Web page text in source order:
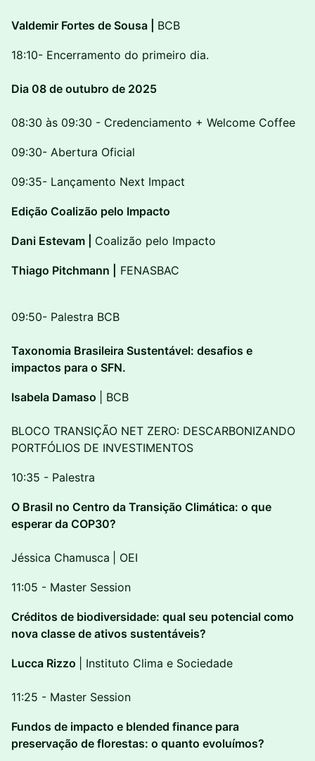
Valdemir Fortes de Sousa | BCB
18:10- Encerramento do primeiro dia.
Dia 08 de outubro de 2025
08:30 às 09:30 - Credenciamento + Welcome Coffee
09:30- Abertura Oficial
09:35- Lançamento Next Impact
Edição Coalizão pelo Impacto
Dani Estevam | Coalizão pelo Impacto
Thiago Pitchmann | FENASBAC
09:50- Palestra BCB
Taxonomia Brasileira Sustentável: desafios e
impactos para o SFN.
Isabela Damaso | BCB
BLOCO TRANSIÇÃO NET ZERO: DESCARBONIZANDO
PORTFÓLIOS DE INVESTIMENTOS
10:35 - Palestra
O Brasil no Centro da Transição Climática: o que
esperar da COP30?
Jéssica Chamusca | OEI
11:05 - Master Session
Créditos de biodiversidade: qual seu potencial como
nova classe de ativos sustentáveis?
Lucca Rizzo | Instituto Clima e Sociedade
11:25 - Master Session
Fundos de impacto e blended finance para
preservação de florestas: o quanto evoluímos?